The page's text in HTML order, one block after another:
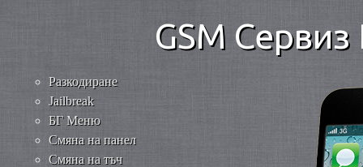
GSM
Разкодиране
Jailbreak
БГ Меню
Смяна на панел
Смяна на тъч